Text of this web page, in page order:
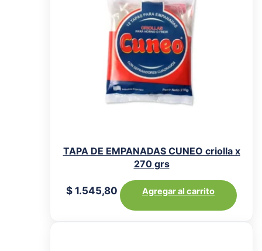
TAPA DE EMPANADAS CUNEO criolla x
270 grs
$ 1.545,80 Agregar al carrito